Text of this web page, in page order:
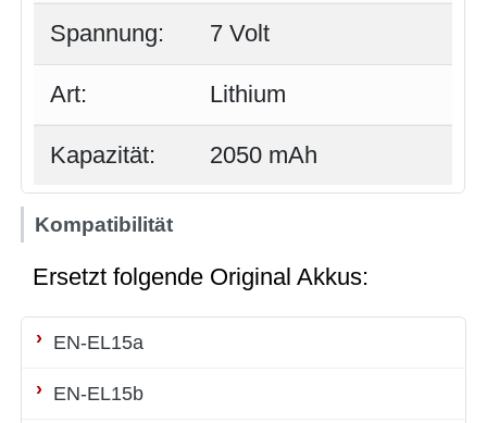
Spannung: 7 Volt
Art: Lithium
Kapazität: 2050 mAh
Kompatibilität
Ersetzt folgende Original Akkus:
EN-EL15a
EN-EL15b